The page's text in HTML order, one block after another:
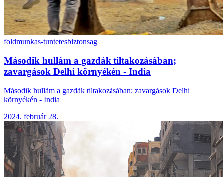
foldmunkas-tuntetesbiztonsag
Második hullám a gazdák tiltakozásában;
zavargások Delhi környékén - India
Második hullám a gazdák tiltakozásában; zavargások Delhi
környékén - India
2024. február 28.